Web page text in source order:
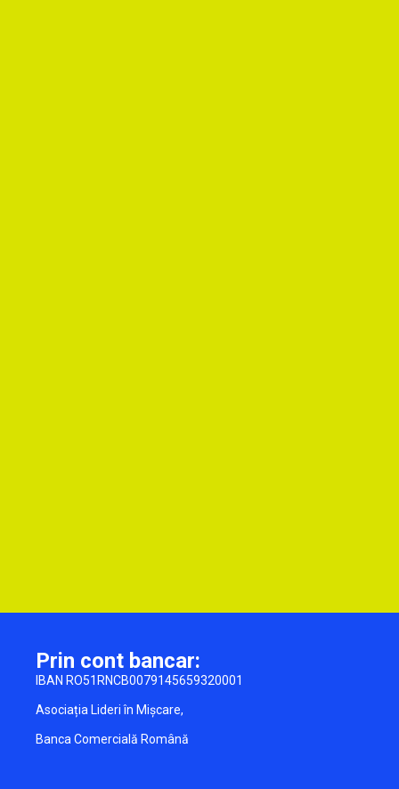
Prin cont bancar:
IBAN RO51RNCB0079145659320001
Asociația Lideri în Mișcare,
Banca Comercială Română